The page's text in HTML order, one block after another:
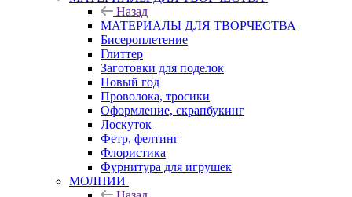
Назад
МАТЕРИАЛЫ ДЛЯ ТВОРЧЕСТВА
Бисероплетение
Глиттер
Заготовки для поделок
Новый год
Проволока, тросики
Оформление, скрапбукинг
Лоскуток
Фетр, фелтинг
Флористика
Фурнитура для игрушек
МОЛНИИ